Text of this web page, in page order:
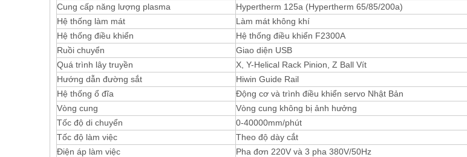
Cung cấp năng lượng plasma
Hypertherm 125a (Hypertherm 65/85/200a)
Hệ thống làm mát
Làm mát không khí
Hệ thống điều khiển
Hệ thống điều khiển F2300A
Ruồi chuyển
Giao diện USB
Quá trình lây truyền
X, Y-Helical Rack Pinion, Z Ball Vít
Hướng dẫn đường sắt
Hiwin Guide Rail
Hệ thống ổ đĩa
Động cơ và trình điều khiển servo Nhật Bản
Vòng cung
Vòng cung không bị ảnh hưởng
Tốc độ di chuyển
0-40000mm/phút
Tốc độ làm việc
Theo độ dày cắt
Điện áp làm việc
Pha đơn 220V và 3 pha 380V/50Hz